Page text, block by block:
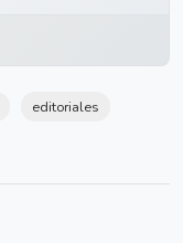
editoriales